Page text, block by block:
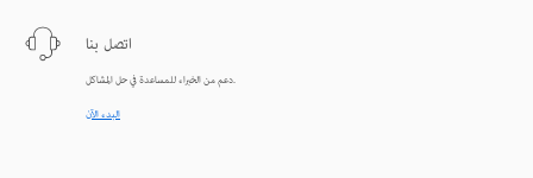
اتصل بنا
دعم من الخبراء للمساعدة في حل المشاكل.
البدء الآن